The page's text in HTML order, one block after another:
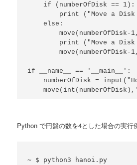
    if (numberOfDisk == 1):
print ("Move a
    else:
move(numberOfDisk-
print ("Move a
move(numberOfDisk-
if __name__ == '__main__':
numberOfDisk =
Python で円盤の数を4とした場合の実行
~ $ python3 hanoi.py